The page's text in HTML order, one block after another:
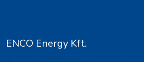
ENCO Energy Kft.